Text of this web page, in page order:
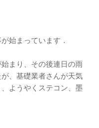
始まっています．
まり、その後連日の雨
、基礎業者さんが天気
ようやくステコン、墨